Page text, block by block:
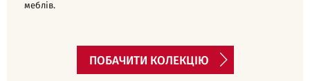
меблів.
ПОБАЧИТИ КОЛЕКЦІЮ